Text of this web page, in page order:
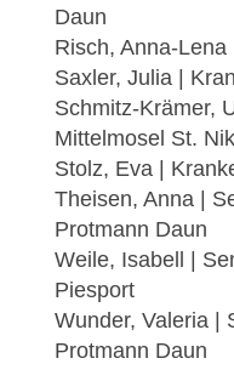
Daun
Risch, Anna-
Saxler, Julia |
Schmitz-Krämer,
Mittelmosel St.
Stolz, Eva |
Theisen, Anna |
Protmann Daun
Weile, Isabell |
Piesport
Wunder, Valeria |
Protmann Daun